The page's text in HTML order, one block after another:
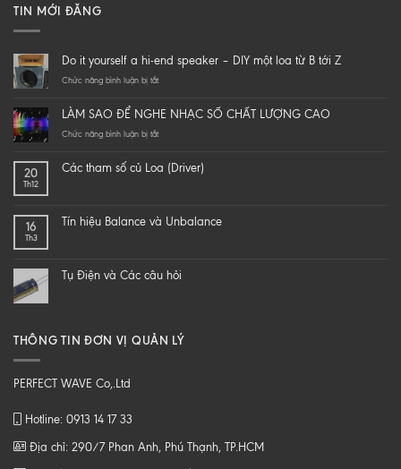
TIN MỚI ĐĂNG
Do it yourself a hi-end speaker – DIY một loa từ B tới Z
Chức năng bình luận bị tắtở
yourself
a
speaker
loa
Z
LÀM SAO ĐỂ NGHE NHẠC SỐ CHẤT LƯỢNG CAO
Chức năng bình luận bị tắtở
ĐỂ
CHẤT
20
Th12
Các tham số củ Loa (Driver)
16
Th3
Tín hiệu Balance và Unbalance
Tụ Điện và Các câu hỏi
THÔNG TIN ĐƠN VỊ QUẢN LÝ
PERFECT WAVE Co,.Ltd
Hotline: 0913 14 17 33
Địa chỉ: 290/7 Phan Anh, Phú Thạnh, TP.HCM